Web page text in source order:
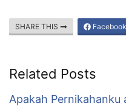
SHARE THIS Facebook
Related Posts
Apakah Pernikahanku